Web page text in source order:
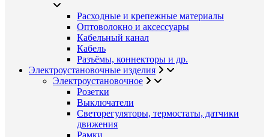
Расходные и крепежные материалы
Оптоволокно и аксессуары
Кабельный канал
Кабель
Разъёмы, коннекторы и др.
Электроустановочные изделия
Электроустановочное
Розетки
Выключатели
Светорегуляторы, термостаты, датчики
движения
Рамки